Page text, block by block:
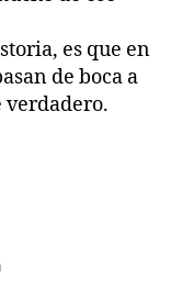
es que en
de boca a
verdadero.